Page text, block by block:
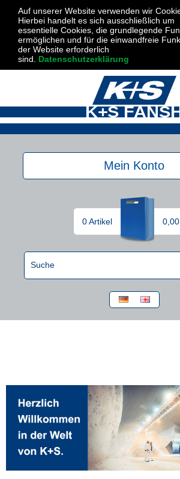
Auf unserer Website verwenden wir
Hierbei handelt es sich ausschließlich um
essentielle Cookies, die grundlegende
ermöglichen und für die einwandfreie
der Website erforderlich
sind. Datenschutzerklärung
K+S
0 Artikel
Mein Konto